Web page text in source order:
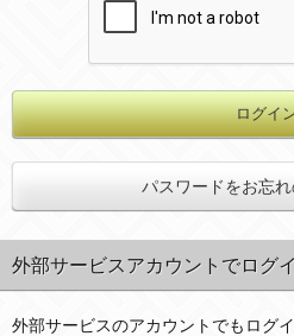
パスワードをお忘
外部サービスアカウントでログ
外部サービスのアカウントでもログイ